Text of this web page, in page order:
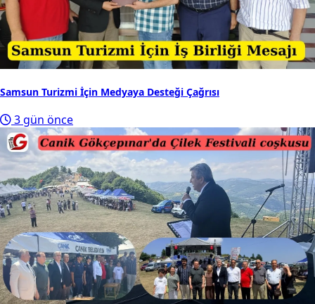
Samsun Turizmi İçin Medyaya Desteği Çağrısı
3 gün önce